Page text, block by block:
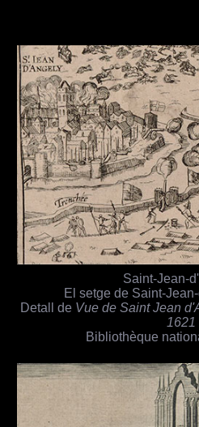
Saint-Jean-
El setge de Saint-
Detall de Vue de Saint Jean
1621
Bibliothèque